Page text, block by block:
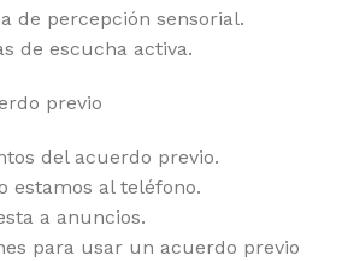
de percepción sensorial.
de escucha activa.
previo
del acuerdo previo.
estamos al teléfono.
a anuncios.
para usar un acuerdo previo